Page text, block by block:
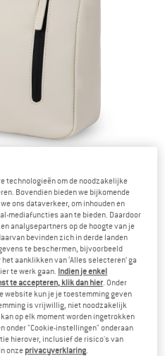
Informatie over de
technologieën om de noodzakelijke
Bovendien bieden we bijkomende
ons dataverkeer, om inhouden en
mediafuncties aan te bieden. Daardoor
analysepartners op de hoogte van je
bevinden zich in derde landen
te beschermen, bijvoorbeeld
aanklikken van ‘Alles selecteren’ ga
te werk gaan. Indien je enkel
te accepteren, klik dan hier . Onder
website kun je je toestemming geven
is vrijwillig, niet noodzakelijk
op elk moment worden ingetrokken
onder "Cookie-instellingen" onderaan
hierover, inclusief de risico's van
onze privacyverklaring